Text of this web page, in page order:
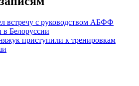
встречу с руководством АБФФ
в Белоруссии
приступили к тренировкам